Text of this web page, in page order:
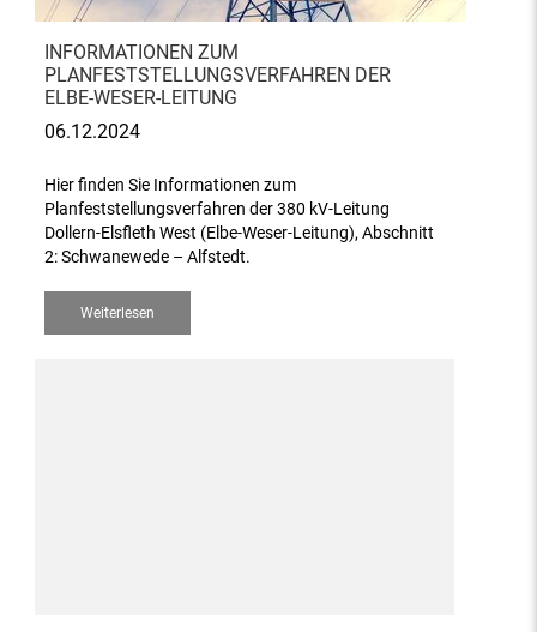
INFORMATIONEN ZUM
PLANFESTSTELLUNGSVERFAHREN DER
ELBE-WESER-LEITUNG
06.12.2024
Hier finden Sie Informationen zum
Planfeststellungsverfahren der 380 kV-Leitung
Dollern-Elsfleth West (Elbe-Weser-Leitung), Abschnitt
2: Schwanewede – Alfstedt.
Weiterlesen